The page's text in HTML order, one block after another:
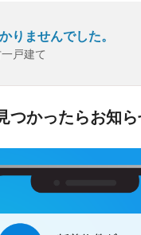
りませんでした。
戸建て
かったらお知ら